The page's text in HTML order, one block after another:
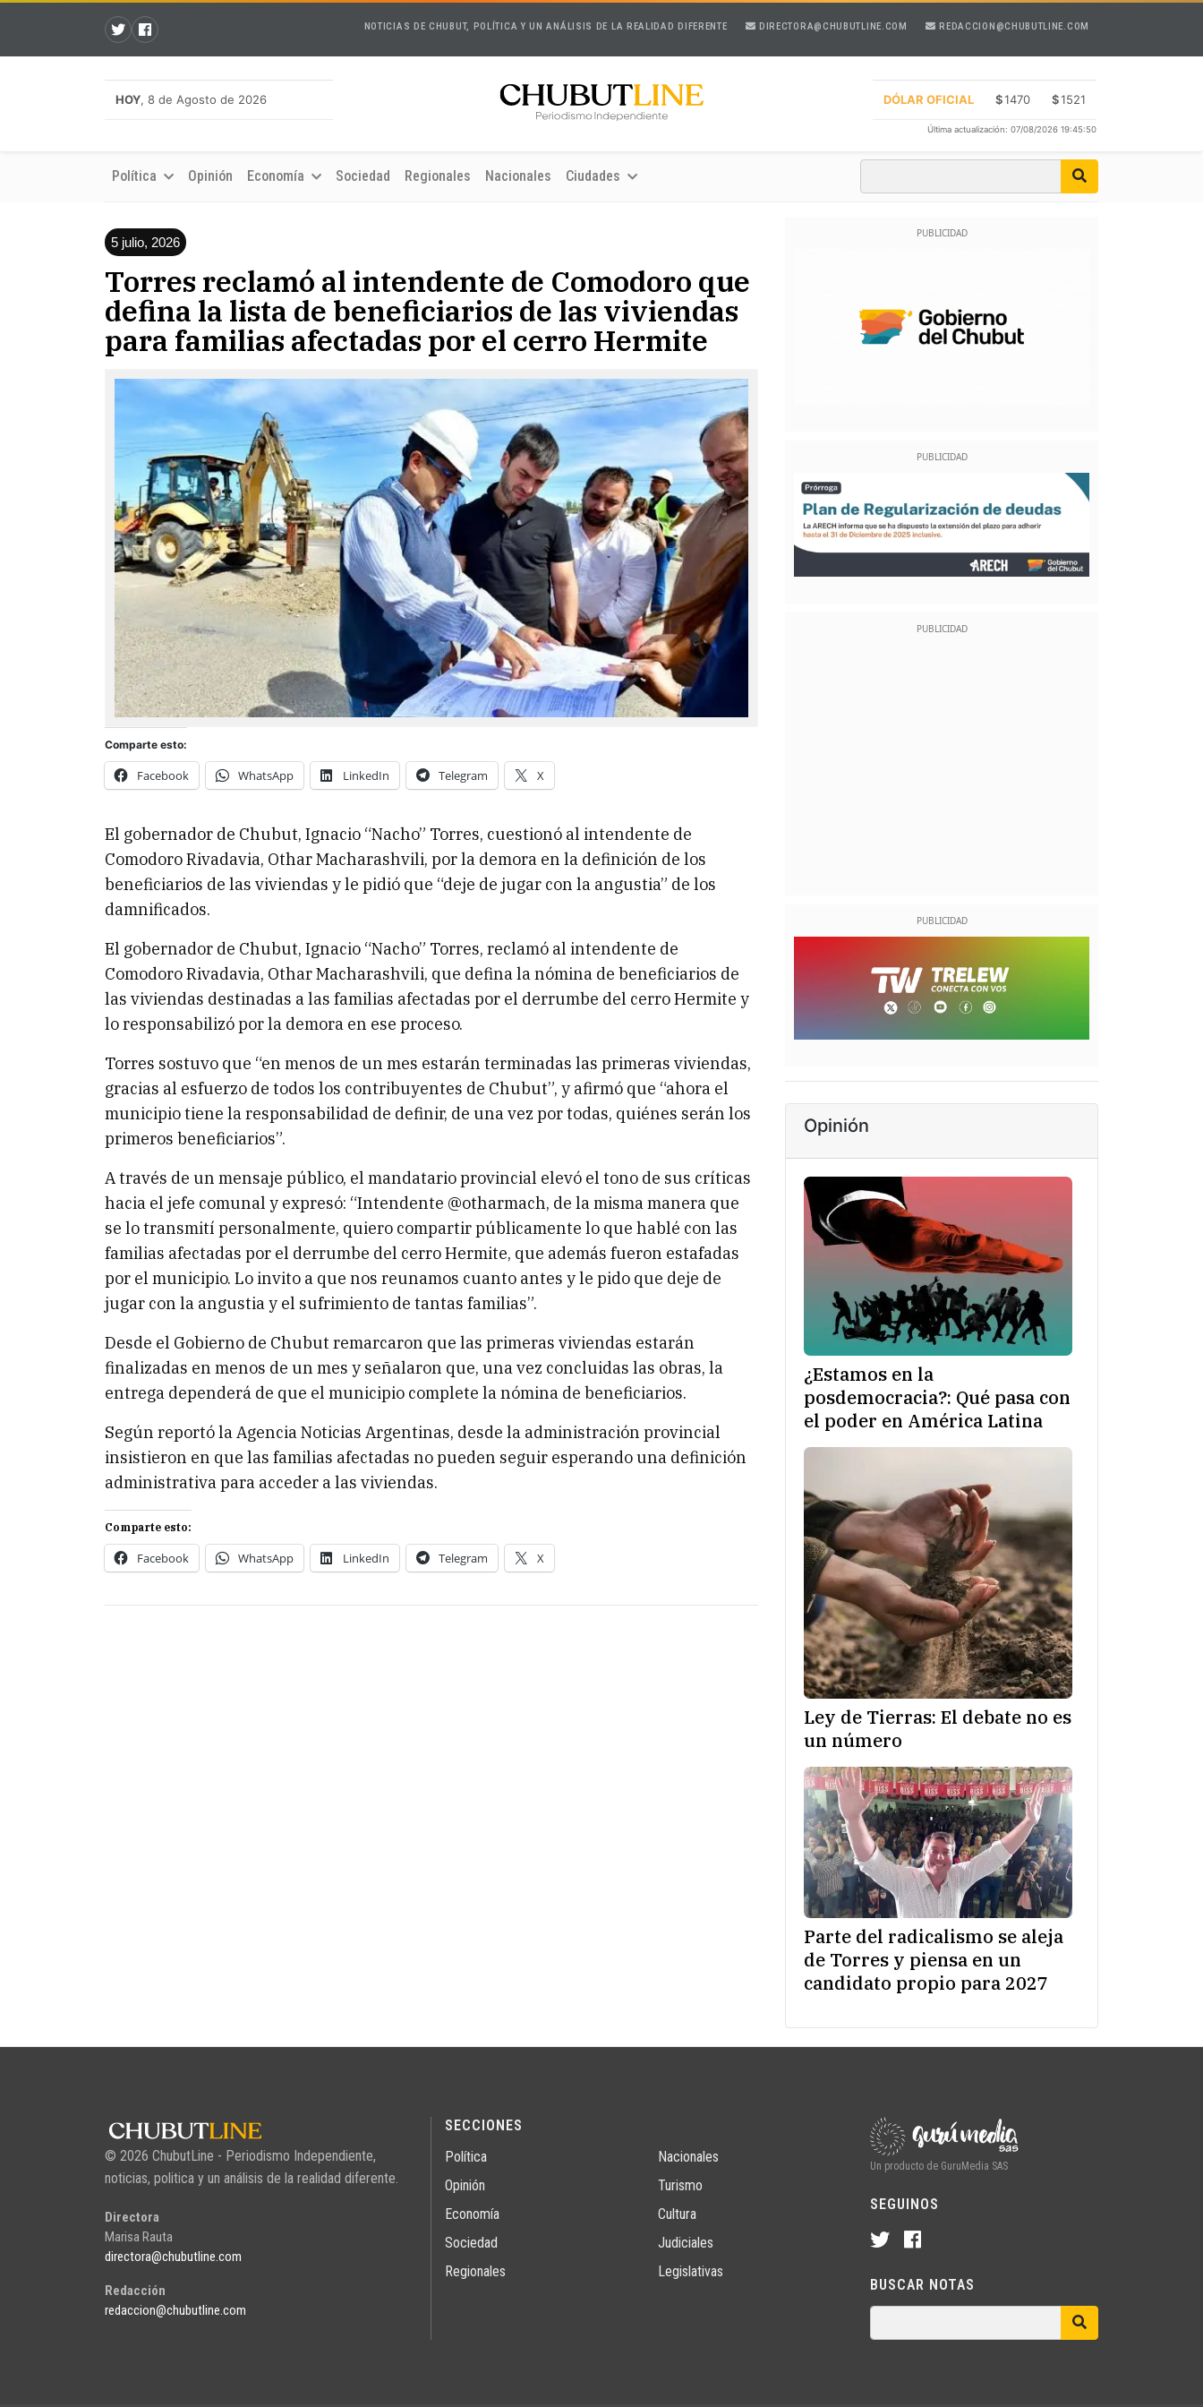
NOTICIAS DE CHUBUT, POLÍTICA Y UN ANÁLISIS DE LA REALIDAD DIFERENTE DIRECTORA@CHUBUTLINE.COM REDACCION@CHUBUTLINE.COM
HOY, 8 de Agosto de 2026 DÓLAR OFICIAL $1470 $1521
Última actualización: 07/08/2026 19:45:50
Política Opinión Economía Sociedad Regionales Nacionales Ciudades
5 julio, 2026
Torres reclamó al intendente de Comodoro que
defina la lista de beneficiarios de las viviendas
para familias afectadas por el cerro Hermite
Comparte esto:
Facebook WhatsApp LinkedIn Telegram X
El gobernador de Chubut, Ignacio “Nacho” Torres, cuestionó al intendente de
Comodoro Rivadavia, Othar Macharashvili, por la demora en la definición de los
beneficiarios de las viviendas y le pidió que “deje de jugar con la angustia” de los
damnificados.
El gobernador de Chubut, Ignacio “Nacho” Torres, reclamó al intendente de
Comodoro Rivadavia, Othar Macharashvili, que defina la nómina de beneficiarios de
las viviendas destinadas a las familias afectadas por el derrumbe del cerro Hermite y
lo responsabilizó por la demora en ese proceso.
Torres sostuvo que “en menos de un mes estarán terminadas las primeras viviendas,
gracias al esfuerzo de todos los contribuyentes de Chubut”, y afirmó que “ahora el
municipio tiene la responsabilidad de definir, de una vez por todas, quiénes serán los
primeros beneficiarios”.
A través de un mensaje público, el mandatario provincial elevó el tono de sus críticas
hacia el jefe comunal y expresó: “Intendente @otharmach, de la misma manera que
se lo transmití personalmente, quiero compartir públicamente lo que hablé con las
familias afectadas por el derrumbe del cerro Hermite, que además fueron estafadas
por el municipio. Lo invito a que nos reunamos cuanto antes y le pido que deje de
jugar con la angustia y el sufrimiento de tantas familias”.
Desde el Gobierno de Chubut remarcaron que las primeras viviendas estarán
finalizadas en menos de un mes y señalaron que, una vez concluidas las obras, la
entrega dependerá de que el municipio complete la nómina de beneficiarios.
Según reportó la Agencia Noticias Argentinas, desde la administración provincial
insistieron en que las familias afectadas no pueden seguir esperando una definición
administrativa para acceder a las viviendas.
Comparte esto:
Facebook WhatsApp LinkedIn Telegram X
Opinión
¿Estamos en la
posdemocracia?: Qué pasa con
el poder en América Latina
Ley de Tierras: El debate no es
un número
Parte del radicalismo se aleja
de Torres y piensa en un
candidato propio para 2027
© 2026 ChubutLine - Periodismo Independiente,
noticias, politica y un análisis de la realidad diferente.
Directora
Marisa Rauta
directora@chubutline.com
Redacción
redaccion@chubutline.com
SECCIONES
Política
Opinión
Economía
Sociedad
Regionales
Nacionales
Turismo
Cultura
Judiciales
Legislativas
Un producto de GuruMedia SAS
SEGUINOS
BUSCAR NOTAS